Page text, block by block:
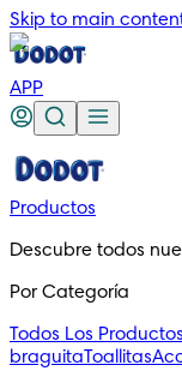
Skip to main
APP
Productos
Descubre todos
Por Categoría
Todos Los Productos
braguitaToallitas